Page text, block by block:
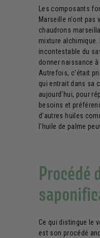
Les composants
Marseille n'ont pas
chaudrons
mixture
incontestable du
donner naissance
Autrefois, c'était
qui entrait dans sa
aujourd'hui, pour
besoins et
d'autres huiles
l'huile de palme
Procédé
Ce qui distingue le
est son procédé